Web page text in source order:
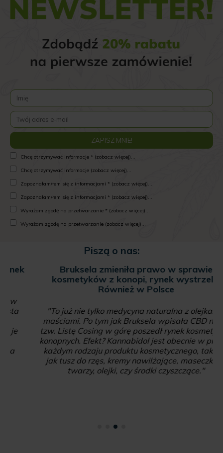
Chcę otrzymywać informacje * (zobacz więcej)...
Chcę otrzymywać informacje (zobacz więcej)...
Zapoznałam/łem się z informacjami * (zobacz więcej)...
Zapoznałam/łem się z informacjami * (zobacz więcej)...
Wyrażam zgodę na przetwarzanie * (zobacz więcej)...
Wyrażam zgodę na przetwarzanie (zobacz więcej)...
Piszą o nas:
Bruksela zmieniła prawo w sprawie
kosmetyków z konopi, rynek wystrzelił.
Również w Polsce
"To już nie tylko medycyna naturalna z olejkami i
maściami. Po tym jak Bruksela wpisała CBD na na
tzw. Listę Cosing w górę poszedł rynek kosmetyków
konopnych. Efekt? Kannabidol jest obecnie w prawie
każdym rodzaju produktu kosmetycznego, takiego
jak tusz do rzęs, kremy nawilżające, maseczki do
twarzy, olejki, czy środki czyszczące."